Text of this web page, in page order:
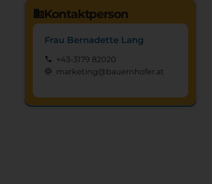
domainKontaktperson
Frau Bernadette Lang
call +43-3179 82020
alternate_email marketing@bauernhofer.at